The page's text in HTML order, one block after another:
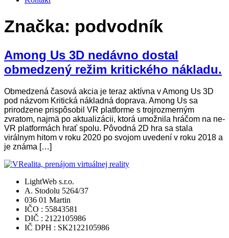
Značka: podvodník
Among Us 3D nedávno dostal
obmedzený režim kritického nákladu.
Obmedzená časová akcia je teraz aktívna v Among Us 3D
pod názvom Kritická nákladná doprava. Among Us sa
prirodzene prispôsobil VR platforme s trojrozmerným
zvratom, najmä po aktualizácii, ktorá umožnila hráčom na ne-
VR platformách hrať spolu. Pôvodná 2D hra sa stala
virálnym hitom v roku 2020 po svojom uvedení v roku 2018 a
je známa […]
LightWeb s.r.o.
A. Stodolu 5264/37
036 01 Martin
IČO : 55843581
DIČ : 2122105986
IČ DPH : SK2122105986